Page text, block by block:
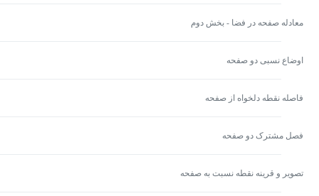
معادله صفحه در فضا - بخش دوم
اوضاع نسبی دو صفحه
فاصله نقطه دلخواه از صفحه
فصل مشترک دو صفحه
تصویر و قرینه نقطه نسبت به صفحه